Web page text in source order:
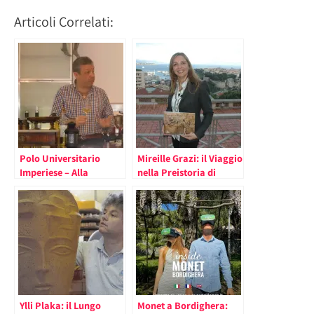
Articoli Correlati:
Polo Universitario
Imperiese – Alla
Esperienziale e della
Ricchezza
Gastronomica ed
Artigianale
Mireille Grazi: il Viaggio
nella Preistoria di
Giovani a Rispettare il
Pianeta
Ylli Plaka: il Lungo
Monet a Bordighera: